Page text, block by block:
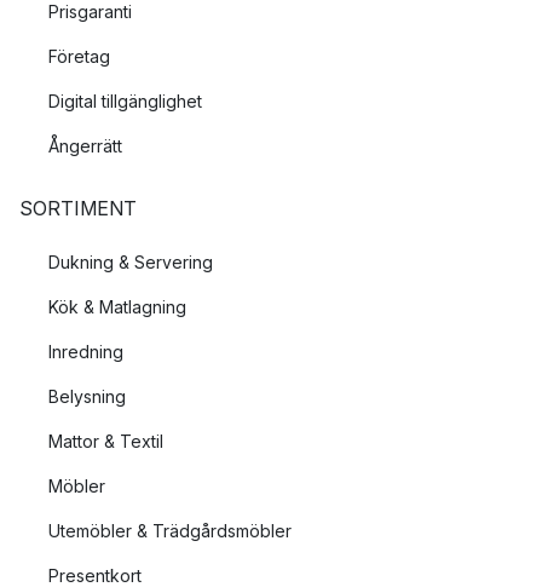
Prisgaranti
Företag
Digital tillgänglighet
Ångerrätt
SORTIMENT
Dukning & Servering
Kök & Matlagning
Inredning
Belysning
Mattor & Textil
Möbler
Utemöbler & Trädgårdsmöbler
Presentkort